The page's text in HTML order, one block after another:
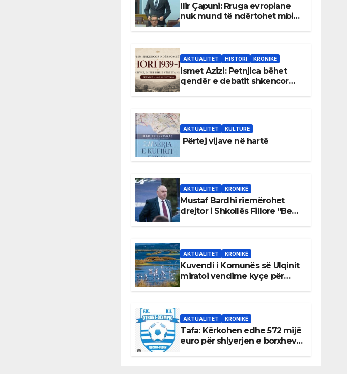
Ilir Çapuni: Rruga evropiane
nuk mund të ndërtohet mbi
AKTUALITET HISTORI KRONIKË
Ismet Azizi: Petnjica bëhet
qendër e debatit shkencor
AKTUALITET KULTURË
Përtej vijave në hartë
AKTUALITET KRONIKË
Mustaf Bardhi riemërohet
drejtor i Shkollës Fillore “Bedri
AKTUALITET KRONIKË
Kuvendi i Komunës së Ulqinit
miratoi vendime kyçe për
AKTUALITET KRONIKË
Tafa: Kërkohen edhe 572 mijë
euro për shlyerjen e borxheve